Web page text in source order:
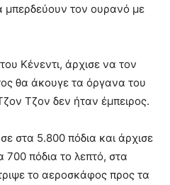
μπερδεύουν τον ουρανό με
Κένεντι, άρχισε να τον
θα άκουγε τα όργανα του
Τζον δεν ήταν έμπειρος.
στα 5.800 πόδια και άρχισε
700 πόδια το λεπτό, στα
το αεροσκάφος προς τα